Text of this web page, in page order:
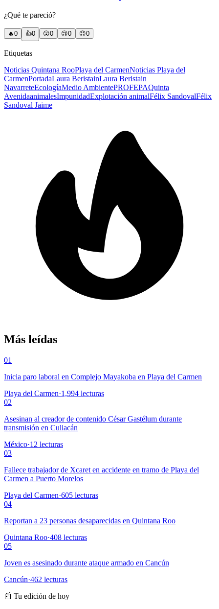
¿Qué te pareció?
🔥0 👍0 😲0 😢0 😠0
Etiquetas
Noticias Quintana RooPlaya del CarmenNoticias Playa del
CarmenPortadaLaura BeristainLaura Beristain
NavarreteEcologíaMedio AmbientePROFEPAQuinta
AvenidaanimalesImpunidadExplotación animalFélix SandovalFélix
Sandoval Jaime
Más leídas
01
Inicia paro laboral en Complejo Mayakoba en Playa del Carmen
Playa del Carmen·1,994 lecturas
02
Asesinan al creador de contenido César Gastélum durante
transmisión en Culiacán
México·12 lecturas
03
Fallece trabajador de Xcaret en accidente en tramo de Playa del
Carmen a Puerto Morelos
Playa del Carmen·605 lecturas
04
Reportan a 23 personas desaparecidas en Quintana Roo
Quintana Roo·408 lecturas
05
Joven es asesinado durante ataque armado en Cancún
Cancún·462 lecturas
📰 Tu edición de hoy